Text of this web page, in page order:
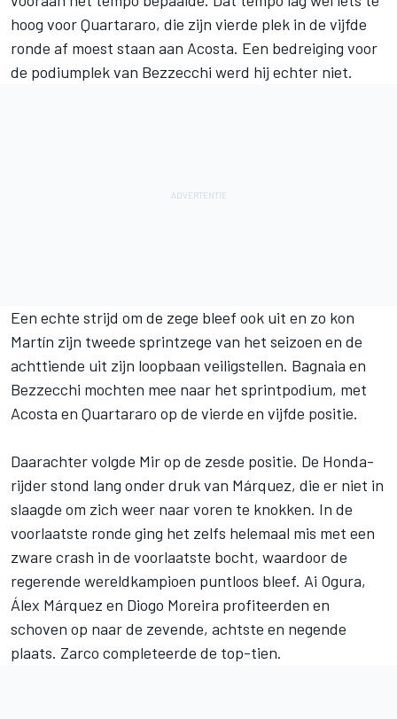
hoog voor Quartararo, die zijn vierde plek in de vijfde
ronde af moest staan aan Acosta. Een bedreiging voor
de podiumplek van Bezzecchi werd hij echter niet.
Een echte strijd om de zege bleef ook uit en zo kon
Martín zijn tweede sprintzege van het seizoen en de
achttiende uit zijn loopbaan veiligstellen. Bagnaia en
Bezzecchi mochten mee naar het sprintpodium, met
Acosta en Quartararo op de vierde en vijfde positie.
Daarachter volgde Mir op de zesde positie. De Honda-
rijder stond lang onder druk van Márquez, die er niet in
slaagde om zich weer naar voren te knokken. In de
voorlaatste ronde ging het zelfs helemaal mis met een
zware crash in de voorlaatste bocht, waardoor de
regerende wereldkampioen puntloos bleef. Ai Ogura,
Álex Márquez en Diogo Moreira profiteerden en
schoven op naar de zevende, achtste en negende
plaats. Zarco completeerde de top-tien.